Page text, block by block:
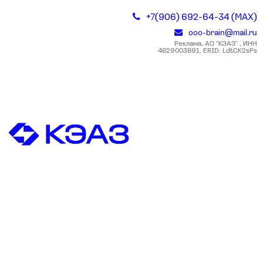
+7(906) 692-64-34 (MAX)
ooo-brain@mail.ru
Реклама, АО "КЭАЗ" , ИНН
4629003691, ERID: LdtCK2sPs